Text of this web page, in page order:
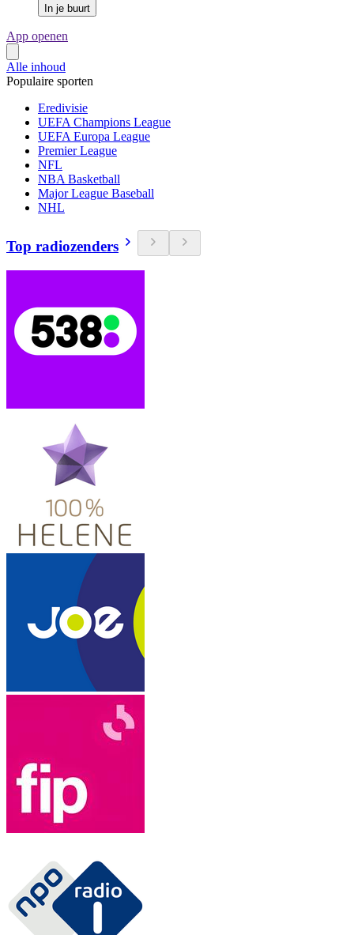
In je buurt
App openen
Alle inhoud
Populaire sporten
Eredivisie
UEFA Champions League
UEFA Europa League
Premier League
NFL
NBA Basketball
Major League Baseball
NHL
Top radiozenders